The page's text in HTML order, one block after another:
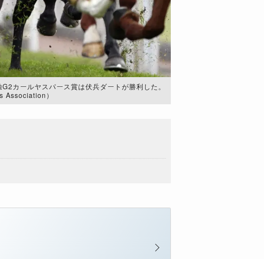
カールヤスパース賞は伏兵ダートが勝利した。
Association）